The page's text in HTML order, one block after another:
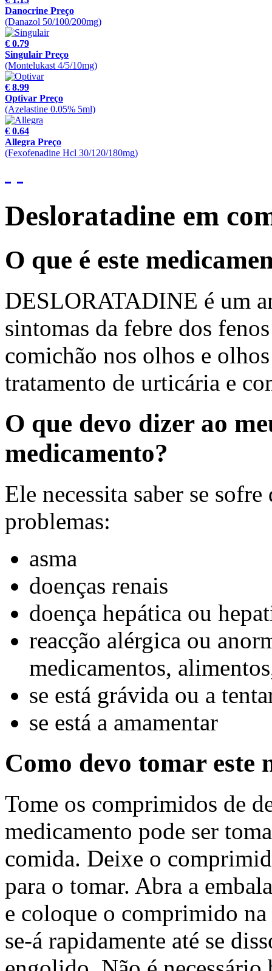
Danocrine Preço
(Danazol 50/100/200mg)
€ 0.79
Singulair Preço
(Montelukast 4/5/10mg)
€ 8.99
Optivar Preço
(Azelastine 0.05% 5ml)
€ 0.64
Allegra Preço
(Fexofenadine Hcl 30/120/180mg)
Desloratadine em
O que é este
DESLORATADINE é um
sintomas da febre dos
comichão nos olhos e
tratamento de urticária e
O que devo dizer ao
medicamento?
Ele necessita saber se
problemas:
asma
doenças renais
doença hepática ou
reacção alérgica ou
medicamentos,
se está grávida ou a
se está a amamentar
Como devo tomar este
Tome os comprimidos de
medicamento pode ser
comida. Deixe o
para o tomar. Abra a
e coloque o comprimido
se-á rapidamente até se